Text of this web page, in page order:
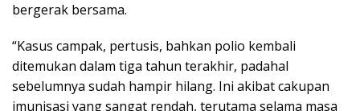
bergerak bersama.
“Kasus campak, pertusis, bahkan polio kembali
ditemukan dalam tiga tahun terakhir, padahal
sebelumnya sudah hampir hilang. Ini akibat cakupan
imunisasi yang sangat rendah, terutama selama masa